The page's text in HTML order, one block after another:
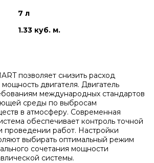
7 л
1.33 куб. м.
позволяет снизить расход
двигателя. Двигатель
международных стандартов
среды по выбросам
в атмосферу. Современная
обеспечивает контроль точной
проведении работ. Настройки
выбирать оптимальный режим
сочетания мощности
системы.